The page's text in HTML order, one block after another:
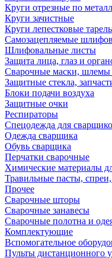
Круги отрезные по
Круги зачистные
Круги лепестковые
Самозацепляемые
Шлифовальные листы
Защита лица, глаз и
Сварочные маски,
Защитные стекла,
Блоки подачи воздуха
Защитные очки
Респираторы
Спецодежда для
Одежда сварщика
Обувь сварщика
Перчатки сварочные
Химические материалы
Травильные пасты,
Прочее
Сварочные шторы
Сварочные занавесы
Сварочные полотна и
Комплектующие
Вспомогательное
Пульты дистанционного